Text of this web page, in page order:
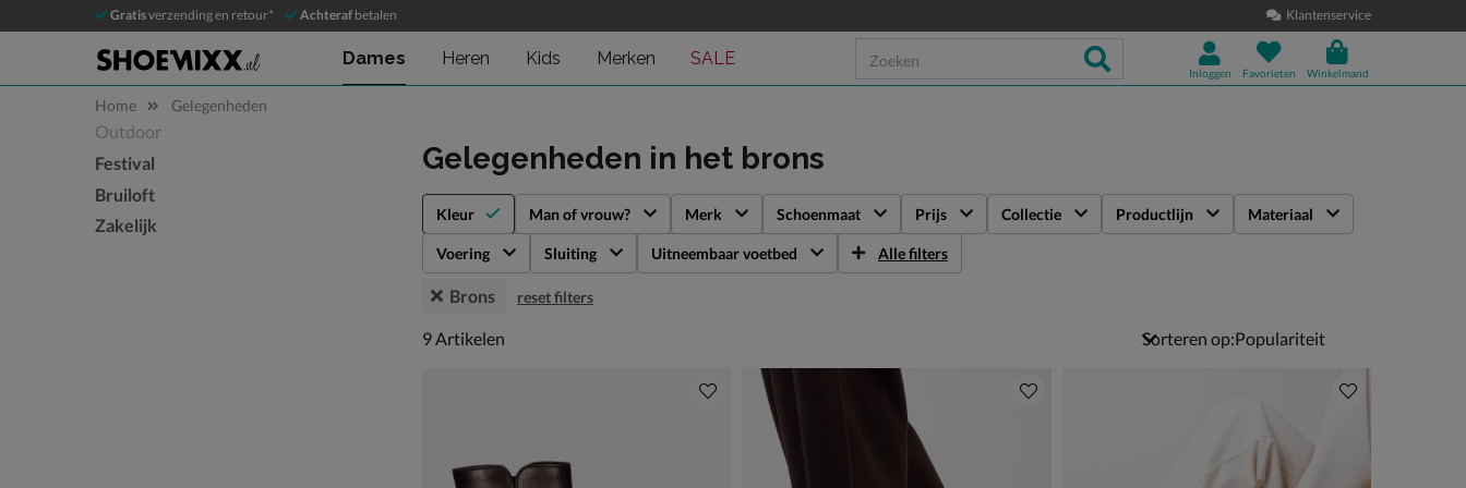
Gratisverzending en retour* Achteraf betalen Klantenservice
Dames Heren Kids Merken SALE
Inloggen Favorieten Winkelmand
Home Gelegenheden
Sla categorieën over
Outdoor
Festival
Bruiloft
Zakelijk
Gelegenheden in het brons
Kleur Man of vrouw? Merk Schoenmaat Prijs Collectie Productlijn Materiaal
Voering Sluiting Uitneembaar voetbed Alle filters
Brons reset filters
9 artikelen
9Artikelen Sorteren op: